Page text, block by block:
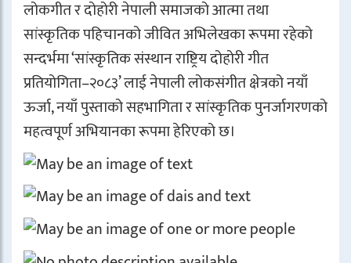
लोकगीत र दोहोरी नेपाली समाजको आत्मा तथा
सांस्कृतिक पहिचानको जीवित अभिलेखका रूपमा रहेको
सन्दर्भमा ‘सांस्कृतिक संस्थान राष्ट्रिय दोहोरी गीत
प्रतियोगिता–२०८३’ लाई नेपाली लोकसंगीत क्षेत्रको नयाँ
ऊर्जा, नयाँ पुस्ताको सहभागिता र सांस्कृतिक पुनर्जागरणको
महत्वपूर्ण अभियानका रूपमा हेरिएको छ।